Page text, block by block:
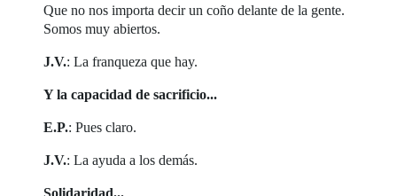
Que no nos importa decir un coño delante de la gente.
Somos muy abiertos.
J.V.: La franqueza que hay.
Y la capacidad de sacrificio...
E.P.: Pues claro.
J.V.: La ayuda a los demás.
Solidaridad...